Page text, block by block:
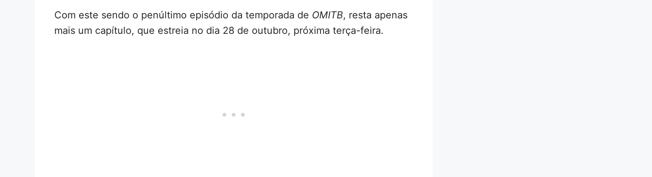
Com este sendo o penúltimo episódio da temporada de OMITB, resta apenas
mais um capítulo, que estreia no dia 28 de outubro, próxima terça-feira.